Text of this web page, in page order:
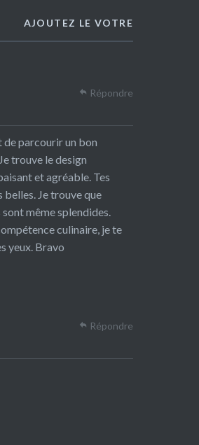
AJOUTEZ LE VOTRE
de parcourir un bon
trouve le design
et agréable. Tes
belles. Je trouve que
même splendides.
culinaire, je te
yeux. Bravo
Répondre
Répondre